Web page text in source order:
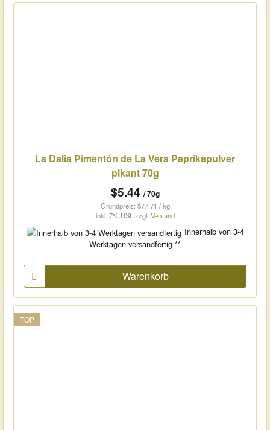
La Dalia Pimentón de La Vera Paprikapulver
pikant 70g
$5.44 / 70g
Grundpreis: $77.71 / kg
inkl. 7% USt. zzgl. Versand
Innerhalb von 3-4
Werktagen versandfertig **
Warenkorb
TOP